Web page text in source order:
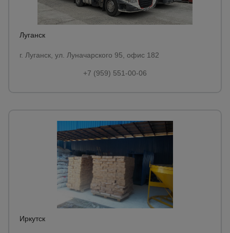
Луганск
г. Луганск, ул. Луначарского 95, офис 182
+7 (959) 551-00-06
Иркутск